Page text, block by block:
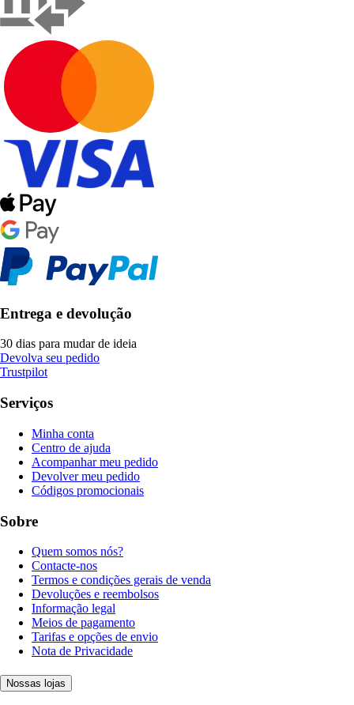
Entrega e devolução
30 dias para mudar de ideia
Devolva seu pedido
Trustpilot
Serviços
Minha conta
Centro de ajuda
Acompanhar meu pedido
Devolver meu pedido
Códigos promocionais
Sobre
Quem somos nós?
Contacte-nos
Termos e condições gerais de venda
Devoluções e reembolsos
Informação legal
Meios de pagamento
Tarifas e opções de envio
Nota de Privacidade
Nossas lojas